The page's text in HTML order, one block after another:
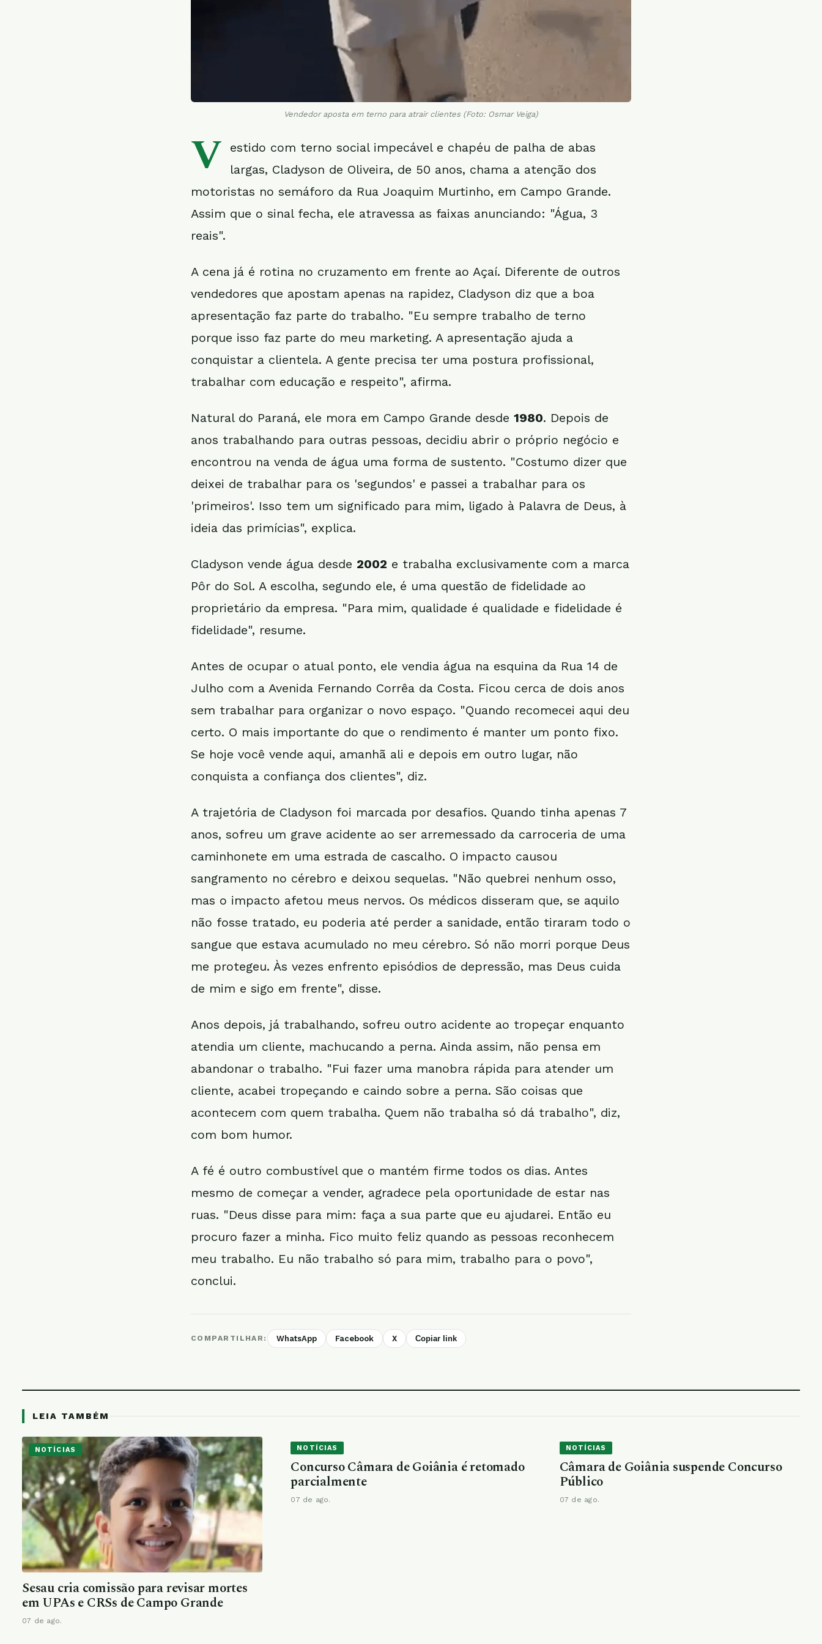
Vendedor aposta em terno para atrair clientes (Foto: Osmar Veiga)
V
estido com terno social impecável e chapéu de palha de abas
largas, Cladyson de Oliveira, de 50 anos, chama a atenção dos
motoristas no semáforo da Rua Joaquim Murtinho, em Campo Grande.
Assim que o sinal fecha, ele atravessa as faixas anunciando: "Água, 3
reais".
A cena já é rotina no cruzamento em frente ao Açaí. Diferente de outros
vendedores que apostam apenas na rapidez, Cladyson diz que a boa
apresentação faz parte do trabalho. "Eu sempre trabalho de terno
porque isso faz parte do meu marketing. A apresentação ajuda a
conquistar a clientela. A gente precisa ter uma postura profissional,
trabalhar com educação e respeito", afirma.
Natural do Paraná, ele mora em Campo Grande desde 1980. Depois de
anos trabalhando para outras pessoas, decidiu abrir o próprio negócio e
encontrou na venda de água uma forma de sustento. "Costumo dizer que
deixei de trabalhar para os 'segundos' e passei a trabalhar para os
'primeiros'. Isso tem um significado para mim, ligado à Palavra de Deus, à
ideia das primícias", explica.
Cladyson vende água desde 2002 e trabalha exclusivamente com a marca
Pôr do Sol. A escolha, segundo ele, é uma questão de fidelidade ao
proprietário da empresa. "Para mim, qualidade é qualidade e fidelidade é
fidelidade", resume.
Antes de ocupar o atual ponto, ele vendia água na esquina da Rua 14 de
Julho com a Avenida Fernando Corrêa da Costa. Ficou cerca de dois anos
sem trabalhar para organizar o novo espaço. "Quando recomecei aqui deu
certo. O mais importante do que o rendimento é manter um ponto fixo.
Se hoje você vende aqui, amanhã ali e depois em outro lugar, não
conquista a confiança dos clientes", diz.
A trajetória de Cladyson foi marcada por desafios. Quando tinha apenas 7
anos, sofreu um grave acidente ao ser arremessado da carroceria de uma
caminhonete em uma estrada de cascalho. O impacto causou
sangramento no cérebro e deixou sequelas. "Não quebrei nenhum osso,
mas o impacto afetou meus nervos. Os médicos disseram que, se aquilo
não fosse tratado, eu poderia até perder a sanidade, então tiraram todo o
sangue que estava acumulado no meu cérebro. Só não morri porque Deus
me protegeu. Às vezes enfrento episódios de depressão, mas Deus cuida
de mim e sigo em frente", disse.
Anos depois, já trabalhando, sofreu outro acidente ao tropeçar enquanto
atendia um cliente, machucando a perna. Ainda assim, não pensa em
abandonar o trabalho. "Fui fazer uma manobra rápida para atender um
cliente, acabei tropeçando e caindo sobre a perna. São coisas que
acontecem com quem trabalha. Quem não trabalha só dá trabalho", diz,
com bom humor.
A fé é outro combustível que o mantém firme todos os dias. Antes
mesmo de começar a vender, agradece pela oportunidade de estar nas
ruas. "Deus disse para mim: faça a sua parte que eu ajudarei. Então eu
procuro fazer a minha. Fico muito feliz quando as pessoas reconhecem
meu trabalho. Eu não trabalho só para mim, trabalho para o povo",
conclui.
COMPARTILHAR: WhatsApp Facebook X Copiar link
LEIA TAMBÉM
NOTÍCIAS
Sesau cria comissão para revisar mortes
em UPAs e CRSs de Campo Grande
07 de ago.
NOTÍCIAS
Concurso Câmara de Goiânia é retomado
parcialmente
07 de ago.
NOTÍCIAS
Câmara de Goiânia suspende Concurso
Público
07 de ago.